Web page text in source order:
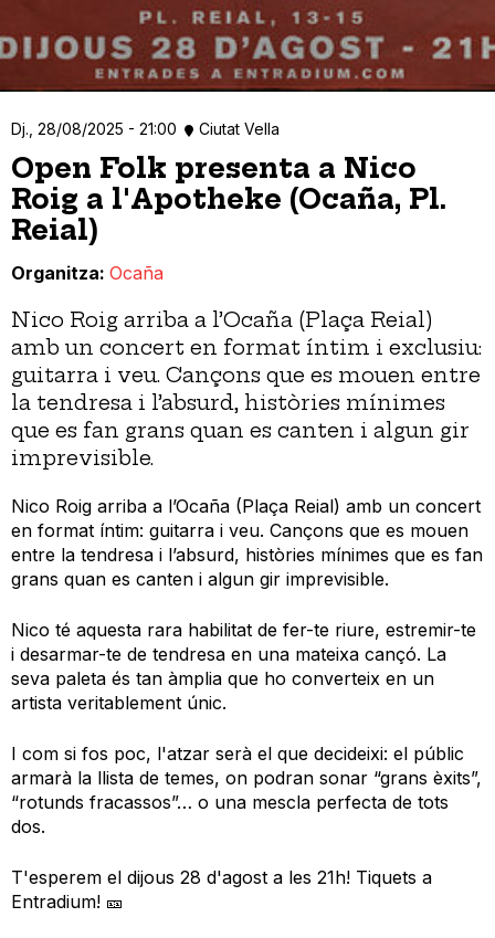
Dj., 28/08/2025 - 21:00 Ciutat Vella
Open Folk presenta a Nico
Roig a l'Apotheke (Ocaña, Pl.
Reial)
Organitza Ocaña
Nico Roig arriba a l’Ocaña (Plaça Reial)
amb un concert en format íntim i exclusiu:
guitarra i veu. Cançons que es mouen entre
la tendresa i l’absurd, històries mínimes
que es fan grans quan es canten i algun gir
imprevisible.
Nico Roig arriba a l’Ocaña (Plaça Reial) amb un concert
en format íntim: guitarra i veu. Cançons que es mouen
entre la tendresa i l’absurd, històries mínimes que es fan
grans quan es canten i algun gir imprevisible.
Nico té aquesta rara habilitat de fer-te riure, estremir-te
i desarmar-te de tendresa en una mateixa cançó. La
seva paleta és tan àmplia que ho converteix en un
artista veritablement únic.
I com si fos poc, l'atzar serà el que decideixi: el públic
armarà la llista de temes, on podran sonar “grans èxits”,
“rotunds fracassos”… o una mescla perfecta de tots
dos.
T'esperem el dijous 28 d'agost a les 21h! Tiquets a
Entradium! 🎫